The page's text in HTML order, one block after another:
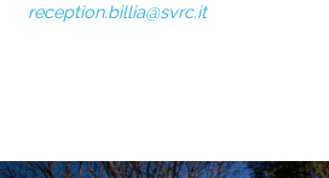
reception.billia@svrc.it